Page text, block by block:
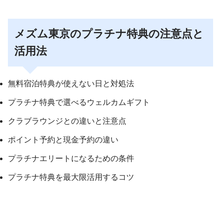
メズム東京のプラチナ特典の注意点と
活用法
無料宿泊特典が使えない日と対処法
プラチナ特典で選べるウェルカムギフト
クラブラウンジとの違いと注意点
ポイント予約と現金予約の違い
プラチナエリートになるための条件
プラチナ特典を最大限活用するコツ